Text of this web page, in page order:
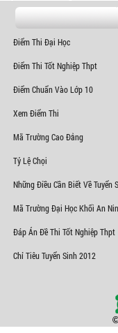
Điểm Thi Đại Học
Điểm Thi Tốt Nghiệp Thpt
Điểm Chuẩn Vào Lớp 10
Xem Điểm Thi
Mã Trường Cao Đẳng
Tỷ Lệ Chọi
Những Điều Cần Biết Về Tuyển
Mã Trường Đại Học Khối An
Đáp Án Đề Thi Tốt Nghiệp Thpt
Chỉ Tiêu Tuyển Sinh 2012